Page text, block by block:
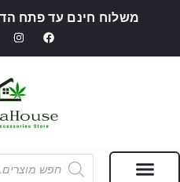
משלוח חינם עד פתח